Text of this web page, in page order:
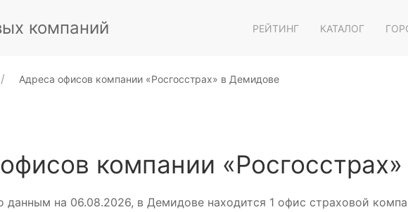
РЕЙТИНГ КАТАЛОГ
Адреса офисов компании «Росгосстрах» в Демидове
компании
данным на 06.08.2026, в Демидове находится 1 офис страховой